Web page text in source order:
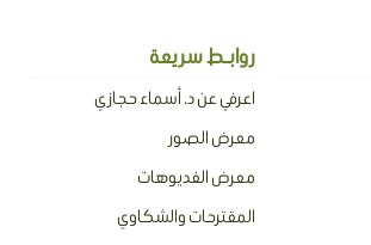
روابـط سريعة
اعرفي عن د. أسماء حجازي
معرض الصور
معرض الفديوهات
المقترحات والشكاوي